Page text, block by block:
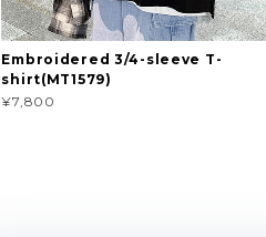
Embroidered 3/4-sleeve T-
shirt(MT1579)
¥7,800